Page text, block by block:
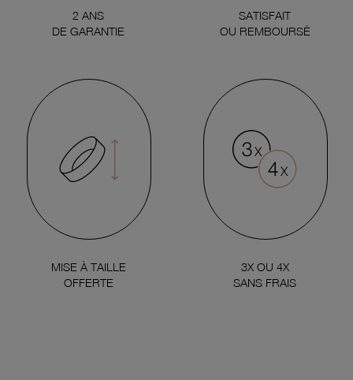
2 ANS
DE GARANTIE
SATISFAIT
OU REMBOURSÉ
MISE À TAILLE
OFFERTE
3X OU 4X
SANS FRAIS